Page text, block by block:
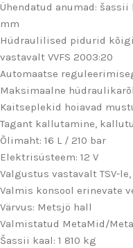
Ühendatud anumad:
mm
Hüdraulilised pidurid
vastavalt VVFS 2003:20
Automaatse
Maksimaalne
Kaitseplekid hoiavad
Tagant kallutamine,
Õlimaht: 16 L / 210 bar
Elektrisüsteem: 12 V
Valgustus vastavalt TSV-le,
Valmis konsool erinevate
Värvus: Metsjö hall
Valmistatud MetaMid/
Šassii kaal: 1 810 kg